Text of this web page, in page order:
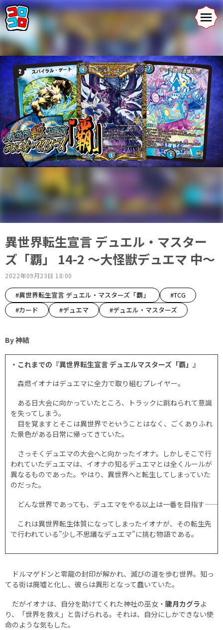
異世界転生宣言 デュエル・マスター
ズ「覇」 14-2 ～大怪獣デュエマ 中～
2022年09月23日 18:00
#異世界転生宣言 デュエル・マスターズ「覇」
#TCG
#カード
#デュエマ #デュエル・マスターズ
By 神結
・これまでの『異世界転生宣言 デュエルマスターズ「覇」』
森燃イオナはデュエマに全力で取り組むプレイヤー。
ある日大会に向かっていたところ、トラックに跳ねられて意識
を失ってしまう。
目を覚ますとそこは異世界で――ということはなく、ごくありふれ
た景色がある日常に帰ってきていた。
さっそくデュエマの大会へと向かったイオナ。しかしそこで行
われていたデュエマは、イオナの知るデュエマとは全くルールが
異なるものであった。やはり、異世界へと転生してしまっていた
のだった。
どんな世界であっても、デュエマをやる以上は一番を目指す――
これは異世界転生体質になってしまったイオナが、その転生先
で行われている”少し不思議なデュエマ”に挑む物語である。
ドルマゲドンと零龍の封印が解かれ、滅びの道を歩む世界。知っ
てる街は廃墟と化し、彼らは異形となって蠢いていた。
だがイオナは、自分を助けてくれた神社の巫女・ 朧月カグラよ
り、「世界を救え」と告げられる。それは、自分にしかできない使
命のような気もした。